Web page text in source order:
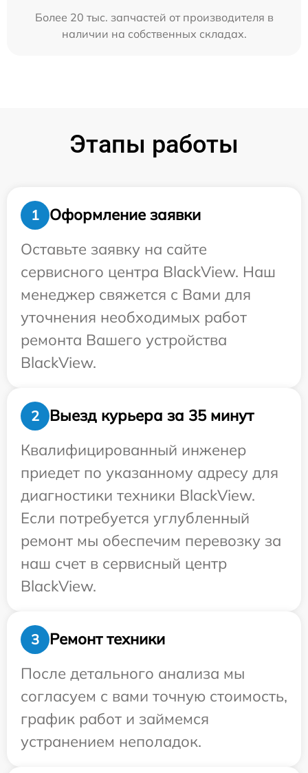
Более 20 тыс. запчастей от производителя в
наличии на собственных складах.
Этапы работы
1
Оформление заявки
Оставьте заявку на сайте
сервисного центра BlackView. Наш
менеджер свяжется с Вами для
уточнения необходимых работ
ремонта Вашего устройства
BlackView.
2
Выезд курьера за 35 минут
Квалифицированный инженер
приедет по указанному адресу для
диагностики техники BlackView.
Если потребуется углубленный
ремонт мы обеспечим перевозку за
наш счет в сервисный центр
BlackView.
3
Ремонт техники
После детального анализа мы
согласуем с вами точную стоимость,
график работ и займемся
устранением неполадок.